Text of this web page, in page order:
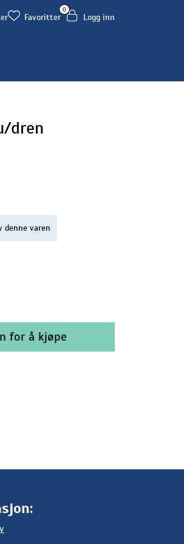
0
Favoritter Logg inn
dren
denne varen
for å kjøpe